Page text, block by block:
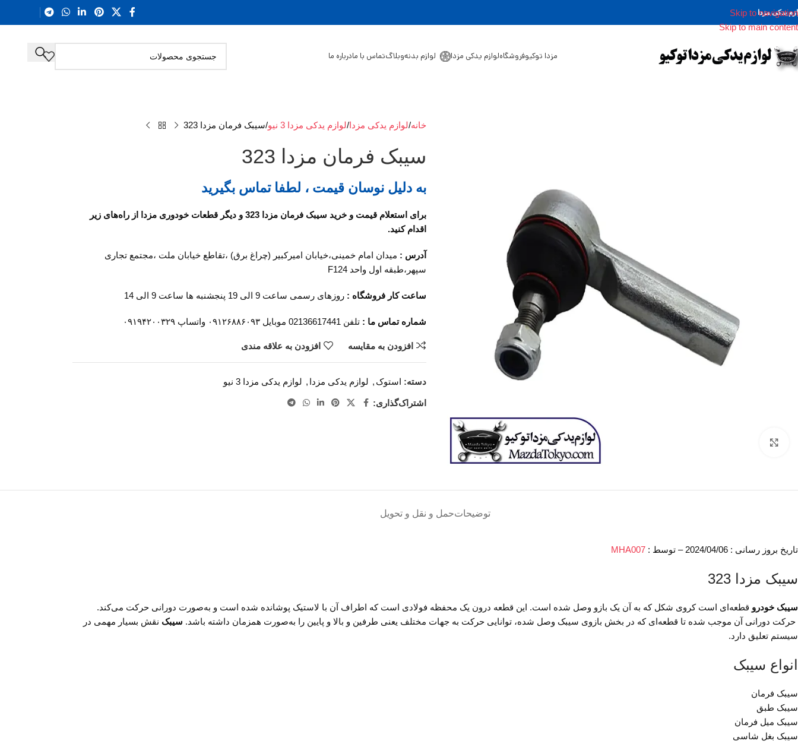
Skip to navigation
Skip to main content
یدکی مزدا
مزدا توکیوفروشگاهلوازم یدکی مزدا لوازم بدنهوبلاگتماس با مادرباره ما
خانه لوازم یدکی مزدا لوازم یدکی مزدا 3 نیو سیبک فرمان مزدا 323
سیبک فرمان مزدا 323
به دلیل نوسان قیمت ، لطفا تماس بگیرید
برای استعلام قیمت و خرید سیبک فرمان مزدا 323 و دیگر قطعات خودوری مزدا از راه‌های زیر
اقدام کنید.
آدرس : میدان امام خمینی،خیابان امیرکبیر (چراغ برق) ،تقاطع خیابان ملت ،مجتمع تجاری
سپهر،طبقه اول واحد F124
ساعت کار فروشگاه : روزهای رسمی ساعت 9 الی 19 پنجشنبه ها ساعت 9 الی 14
شماره تماس ما : تلفن 02136617441 موبایل ۰۹۱۲۶۸۸۶۰۹۳ واتساپ ۰۹۱۹۴۲۰۰۳۲۹
افزودن به مقایسه افزودن به علاقه مندی
دسته: استوک , لوازم یدکی مزدا , لوازم یدکی مزدا 3 نیو
اشتراک‌گذاری:
توضیحاتحمل و نقل و تحویل
تاریخ بروز رسانی : 2024/04/06 – توسط : MHA007
سیبک مزدا 323
سیبک خودرو قطعه‌ای است کروی شکل که به آن یک بازو وصل شده است. این قطعه درون یک محفظه فولادی است که اطراف آن با لاستیک پوشانده شده است و به‌صورت دورانی حرکت می‌کند.
حرکت دورانی آن موجب شده تا قطعه‌ای که در بخش بازوی سیبک وصل شده، توانایی حرکت به جهات مختلف یعنی طرفین و بالا و پایین را به‌صورت همزمان داشته باشد. سیبک نقش بسیار مهمی در
سیستم تعلیق دارد.
انواع سیبک­
سیبک فرمان
سیبک طبق
سیبک میل فرمان
سیبک بغل شاسی